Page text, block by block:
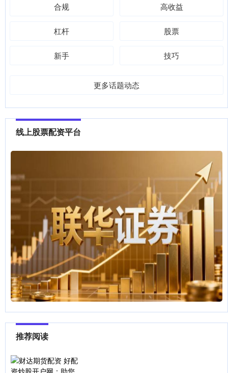
合规 高收益
杠杆 股票
新手 技巧
更多话题动态
线上股票配资平台
推荐阅读